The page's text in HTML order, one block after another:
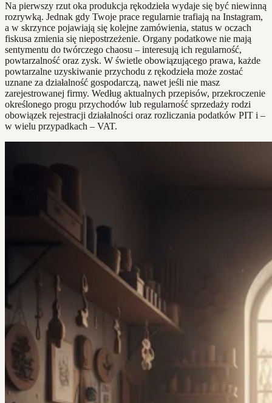
Na pierwszy rzut oka produkcja rękodzieła wydaje się być niewinną
rozrywką. Jednak gdy Twoje prace regularnie trafiają na Instagram,
a w skrzynce pojawiają się kolejne zamówienia, status w oczach
fiskusa zmienia się niepostrzeżenie. Organy podatkowe nie mają
sentymentu do twórczego chaosu – interesują ich regularność,
powtarzalność oraz zysk. W świetle obowiązującego prawa, każde
powtarzalne uzyskiwanie przychodu z rękodzieła może zostać
uznane za działalność gospodarczą, nawet jeśli nie masz
zarejestrowanej firmy. Według aktualnych przepisów, przekroczenie
określonego progu przychodów lub regularność sprzedaży rodzi
obowiązek rejestracji działalności oraz rozliczania podatków PIT i –
w wielu przypadkach – VAT.